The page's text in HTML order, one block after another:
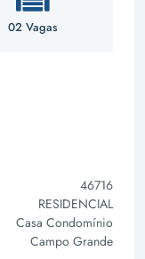
02 Vagas
46716
RESIDENCIAL
Casa Condomínio
Campo Grande